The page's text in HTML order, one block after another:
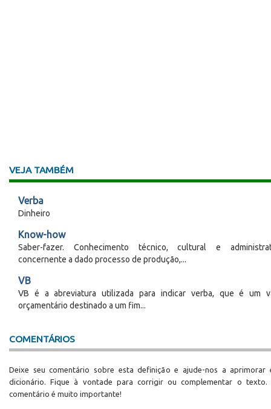
VEJA TAMBÉM
Verba
Dinheiro
Know-how
Saber-fazer. Conhecimento técnico, cultural e
concernente a dado processo de produção,...
VB
VB é a abreviatura utilizada para indicar verba, que é um
orçamentário destinado a um fim...
COMENTÁRIOS
Deixe seu comentário sobre esta definição e ajude-nos a aprimorar
dicionário. Fique à vontade para corrigir ou complementar o texto.
comentário é muito importante!